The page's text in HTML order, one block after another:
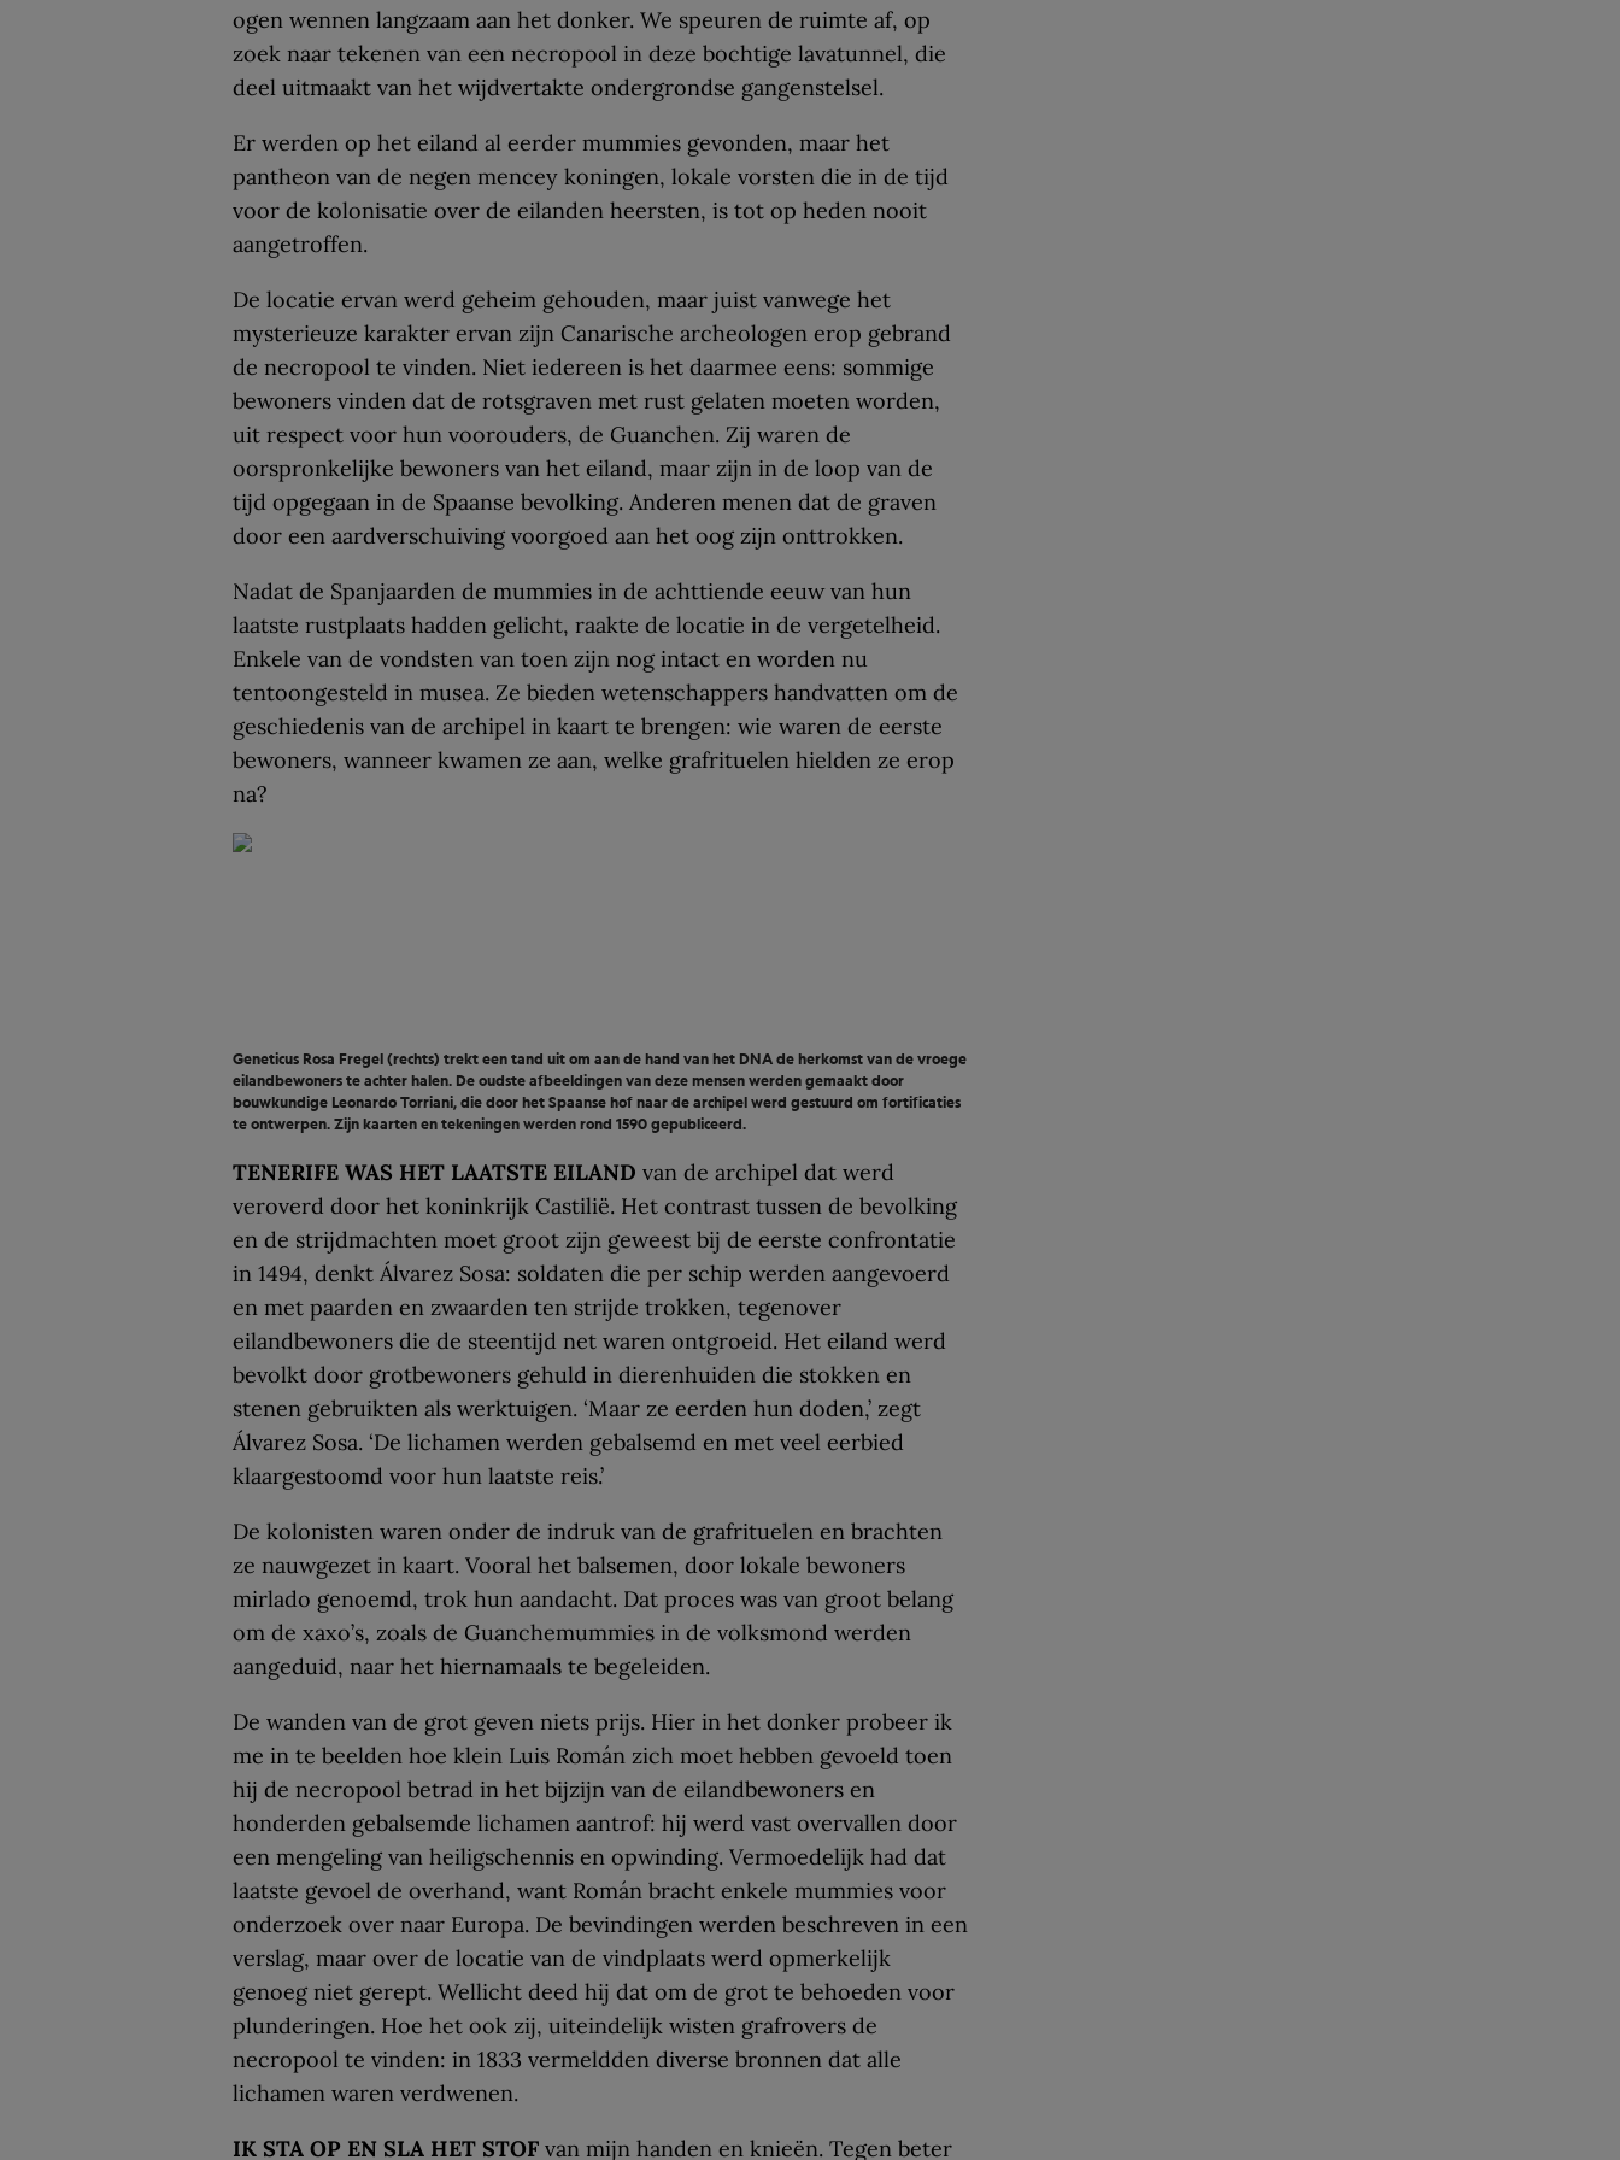
ogen wennen langzaam aan het donker. We speuren de ruimte af, op
zoek naar tekenen van een necropool in deze boch­tige lavatunnel, die
deel uitmaakt van het wijd­vertakte ondergrondse gangenstelsel.
Er werden op het eiland al eerder mummies gevonden, maar het
pantheon van de negen mencey­ koningen, lokale vorsten die in de tijd
voor de kolonisatie over de eilanden heersten, is tot op heden nooit
aangetroffen.
De locatie ervan werd geheim gehouden, maar juist vanwege het
mysterieuze karakter ervan zijn Canarische archeologen erop gebrand
de necropool te vinden. Niet iedereen is het daar­mee eens: sommige
bewoners vinden dat de rotsgraven met rust gelaten moeten worden,
uit respect voor hun voorouders, de Guanchen. Zij waren de
oorspronkelijke bewoners van het eiland, maar zijn in de loop van de
tijd opgegaan in de Spaanse bevolking. Anderen menen dat de graven
door een aardverschuiving voorgoed aan het oog zijn onttrokken.
Nadat de Spanjaarden de mummies in de achttiende eeuw van hun
laatste rustplaats hadden gelicht, raakte de locatie in de vergetel­heid.
Enkele van de vondsten van toen zijn nog intact en worden nu
tentoongesteld in musea. Ze bieden wetenschappers handvatten om de
geschiedenis van de archipel in kaart te brengen: wie waren de eerste
bewoners, wanneer kwamen ze aan, welke grafrituelen hielden ze erop
na?
Geneticus Rosa Fregel (rechts) trekt een tand uit om aan de hand van het DNA de herkomst van de vroege
eilandbewoners te achter halen. De oudste afbeeldingen van deze mensen werden gemaakt door
bouwkundige Leonardo Torriani, die door het Spaanse hof naar de archipel werd gestuurd om fortificaties
te ontwerpen. Zijn kaarten en tekeningen werden rond 1590 gepubliceerd.
TENERIFE WAS HET LAATSTE EILAND van de archipel dat werd
veroverd door het koninkrijk Castilië. Het contrast tussen de bevolking
en de strijdmachten moet groot zijn geweest bij de eerste confrontatie
in 1494, denkt Álvarez Sosa: soldaten die per schip werden aangevoerd
en met paarden en zwaarden ten strijde trokken, tegenover
eilandbewoners die de steentijd net waren ontgroeid. Het eiland werd
bevolkt door grotbewoners gehuld in dierenhuiden die stok­ken en
stenen gebruikten als werktuigen. ‘Maar ze eerden hun doden,’ zegt
Álvarez Sosa. ‘De lichamen werden gebalsemd en met veel eerbied
klaargestoomd voor hun laatste reis.’
De kolonisten waren onder de indruk van de grafrituelen en brachten
ze nauwgezet in kaart. Vooral het balsemen, door lokale bewo­ners
mirlado genoemd, trok hun aandacht. Dat proces was van groot belang
om de xaxo’s, zoals de Guanchemummies in de volksmond werden
aangeduid, naar het hiernamaals te begeleiden.
De wanden van de grot geven niets prijs. Hier in het donker probeer ik
me in te beelden hoe klein Luis Román zich moet hebben gevoeld toen
hij de necropool betrad in het bijzijn van de eilandbewoners en
honderden gebalsemde lichamen aantrof: hij werd vast overvallen door
een mengeling van heiligschennis en opwinding. Vermoedelijk had dat
laatste gevoel de overhand, want Román bracht enkele mummies voor
onderzoek over naar Europa. De bevindingen werden beschreven in een
verslag, maar over de locatie van de vindplaats werd opmerkelijk
genoeg niet gerept. Wellicht deed hij dat om de grot te behoeden voor
plunderingen. Hoe het ook zij, uiteindelijk wisten grafrovers de
necropool te vinden: in 1833 vermeldden diverse bronnen dat alle
lichamen waren verdwenen.
IK STA OP EN SLA HET STOF van mijn handen en knieën. Tegen beter